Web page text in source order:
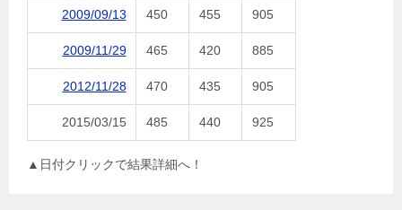
2009/09/13 450 455 905
2009/11/29 465 420 885
2012/11/28 470 435 905
2015/03/15 485 440 925
▲日付クリックで結果詳細へ！